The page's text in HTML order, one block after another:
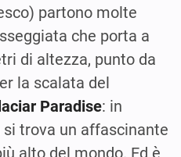
partono molte
che porta a
di altezza, punto da
la scalata del
Paradise: in
trova un affascinante